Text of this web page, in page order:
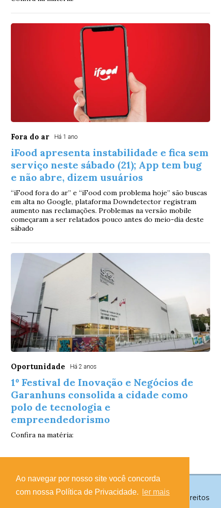
Ao navegar por nosso site você concorda
com nossa Política de Privacidade.
ler mais
Fora do ar Há 1 ano
iFood apresenta instabilidade e fica sem
serviço neste sábado (21); App tem bug
e não abre, dizem usuários
“iFood fora do ar” e “iFood com problema hoje” são buscas
em alta no Google, plataforma Downdetector registram
aumento nas reclamações. Problemas na versão mobile
começaram a ser relatados pouco antes do meio-dia deste
sábado
Oportunidade Há 2 anos
1º Festival de Inovação e Negócios de
Garanhuns consolida a cidade como
polo de tecnologia e
empreendedorismo
Confira na matéria:
© Copyright 2026 - Garanhuns Notícias - Todos os direitos